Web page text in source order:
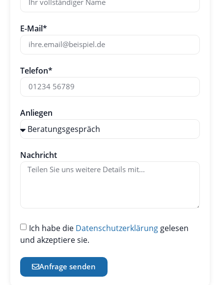
E-Mail*
Telefon*
Anliegen
Nachricht
Ich habe die Datenschutzerklärung gelesen
und akzeptiere sie.
Anfrage senden